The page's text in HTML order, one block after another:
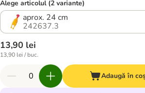
Alege articolul (2 variante)
aprox. 24 cm
242637.3
13,90 lei
13,90 lei / buc.
Adaugă în